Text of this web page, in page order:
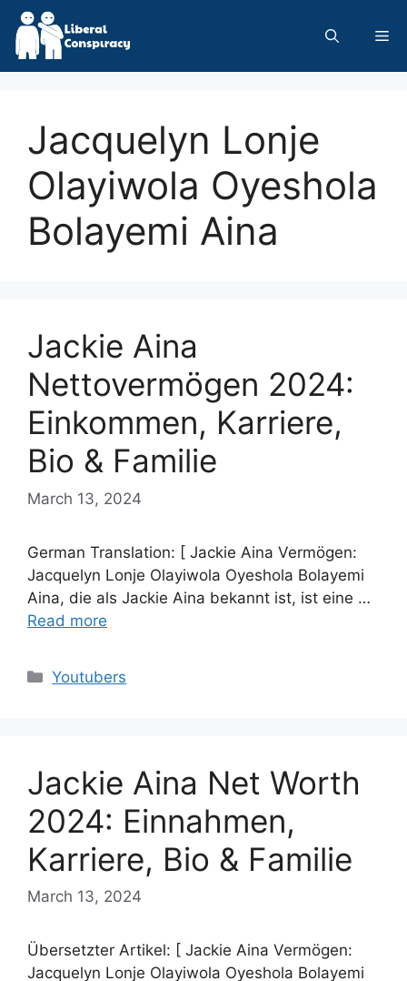
Skip
content
Jacquelyn Lonje
Olayiwola Oyeshola
Bolayemi Aina
Jackie Aina
Nettovermögen 2024:
Einkommen, Karriere,
Bio & Familie
March 13, 2024
German Translation: [ Jackie Aina Vermögen:
Jacquelyn Lonje Olayiwola Oyeshola Bolayemi
Aina, die als Jackie Aina bekannt ist, ist eine …
Read more
Categories
Youtubers
Jackie Aina Net Worth
2024: Einnahmen,
Karriere, Bio & Familie
March 13, 2024
Übersetzter Artikel: [ Jackie Aina Vermögen:
Jacquelyn Lonje Olayiwola Oyeshola Bolayemi